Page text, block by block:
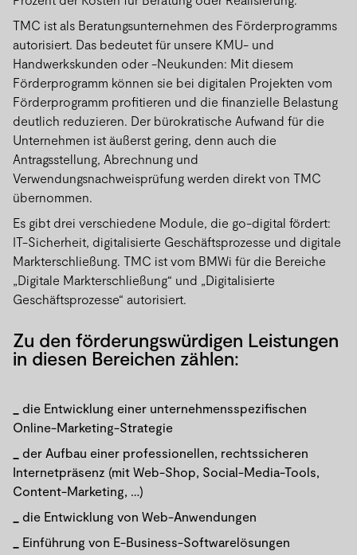
TMC ist als Beratungsunternehmen des Förderprogramms
autorisiert. Das bedeutet für unsere KMU- und
Handwerkskunden oder -Neukunden: Mit diesem
Förderprogramm können sie bei digitalen Projekten vom
Förderprogramm profitieren und die finanzielle Belastung
deutlich reduzieren. Der bürokratische Aufwand für die
Unternehmen ist äußerst gering, denn auch die
Antragsstellung, Abrechnung und
Verwendungsnachweisprüfung werden direkt von TMC
übernommen.
Es gibt drei verschiedene Module, die go-digital fördert:
IT-Sicherheit, digitalisierte Geschäftsprozesse und digitale
Markterschließung. TMC ist vom BMWi für die Bereiche
„Digitale Markterschließung“ und „Digitalisierte
Geschäftsprozesse“ autorisiert.
Zu den förderungswürdigen Leistungen
in diesen Bereichen zählen:
die Entwicklung einer unternehmensspezifischen
Online-Marketing-Strategie
der Aufbau einer professionellen, rechtssicheren
Internetpräsenz (mit Web-Shop, Social-Media-Tools,
Content-Marketing, …)
die Entwicklung von Web-Anwendungen
Einführung von E-Business-Softwarelösungen